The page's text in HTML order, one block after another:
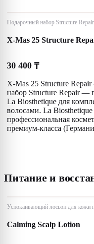
Подарочный набор Structure Repair
X-Mas 25 Structure
30 400 ₸
X-Mas 25 Structure
набор Structure Repair —
La Biosthetique для
волосами. La
профессиональная
премиум-класса
Питание и
Успокаивающий лосьон для кожи
Calming Scalp Lotion